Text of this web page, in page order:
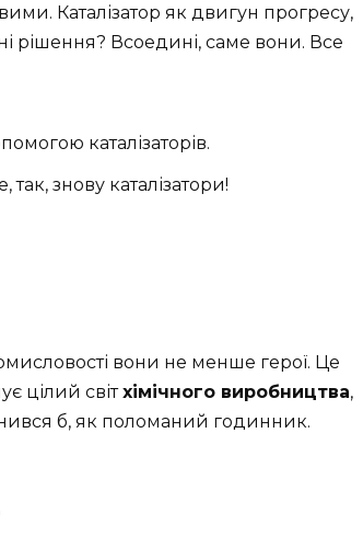
Каталізатор як двигун прогресу,
рішення? Всоедині, саме вони. Все
каталізаторів.
так, знову каталізатори!
вони не менше герої. Це
цілий світхімічного виробництва,
б, як поломаний годинник.